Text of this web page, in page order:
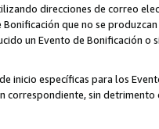
direcciones de correo
que no se
un Evento de Bonificación
inicio específicas para los
correspondiente, sin